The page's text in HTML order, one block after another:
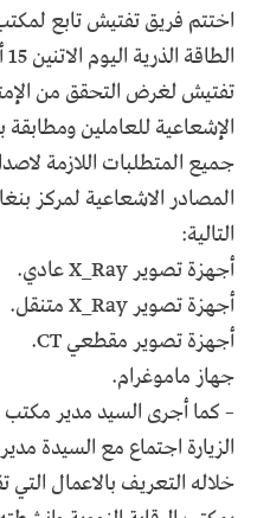
اختتم فريق تفتيش تابع
تفتيش لغرض التحقق من
الإشعاعية للعاملين ومطابقة
جميع المتطلبات اللازمة
المصادر الاشعاعية لمركز
التالية:
أجهزة تصوير X_Ray عادي.
أجهزة تصوير X_Ray متنقل.
أجهزة تصوير مقطعي CT.
جهاز ماموغرام.
– كما أجرى السيد مدير مكتب
الزيارة اجتماع مع السيدة
خلاله التعريف بالاعمال